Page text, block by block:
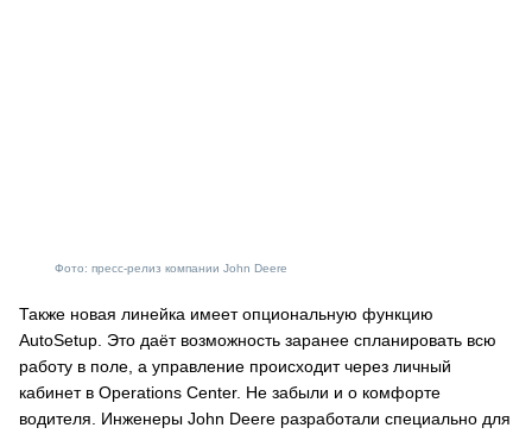
Фото: пресс-релиз компании John Deere
Также новая линейка имеет опциональную функцию
AutoSetup. Это даёт возможность заранее спланировать всю
работу в поле, а управление происходит через личный
кабинет в Operations Center. Не забыли и о комфорте
водителя. Инженеры John Deere разработали специально для